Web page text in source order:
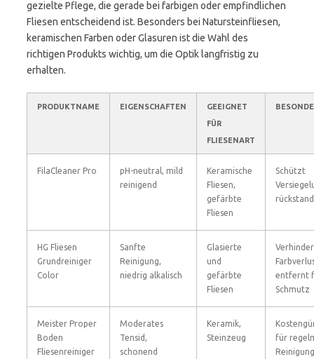
gezielte Pflege, die gerade bei farbigen oder empfindlichen
Fliesen entscheidend ist. Besonders bei Natursteinfliesen,
keramischen Farben oder Glasuren ist die Wahl des
richtigen Produkts wichtig, um die Optik langfristig zu
erhalten.
PRODUKTNAME EIGENSCHAFTEN
GEEIGNET
FÜR
FLIESENART
FilaCleaner Pro
pH-neutral, mild
reinigend
Keramische
Fliesen,
gefärbte
Fliesen
Schützt
HG Fliesen
Grundreiniger
Color
Sanfte
Reinigung,
niedrig alkalisch
Glasierte
und
gefärbte
Fliesen
entfernt
Schmutz
Meister Proper
Boden
Fliesenreiniger
Moderates
Tensid,
schonend
Keramik,
Steinzeug
für
Reinigung